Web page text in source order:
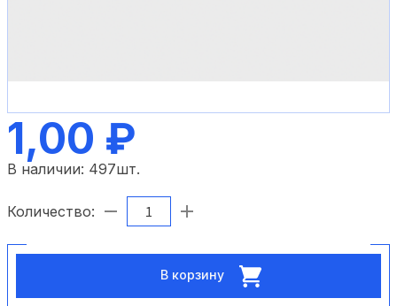
1,00 ₽
В наличии: 497шт.
Количество:
В корзину